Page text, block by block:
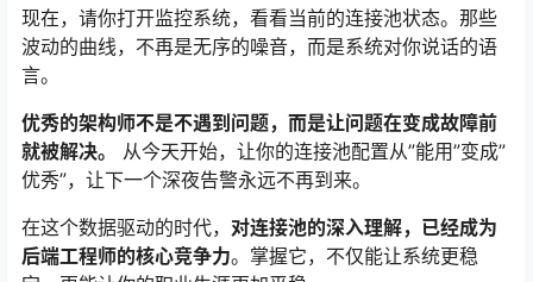
现在，请你打开监控系统，看看当前的连接池状态。那些
波动的曲线，不再是无序的噪音，而是系统对你说话的语
言。
优秀的架构师不是不遇到问题，而是让问题在变成故障前
就被解决。
从今天开始，让你的连接池配置从”能用”变成”
优秀”，让下一个深夜告警永远不再到来。
在这个数据驱动的时代， 对连接池的深入理解，已经成为
后端工程师的核心竞争力。掌握它，不仅能让系统更稳